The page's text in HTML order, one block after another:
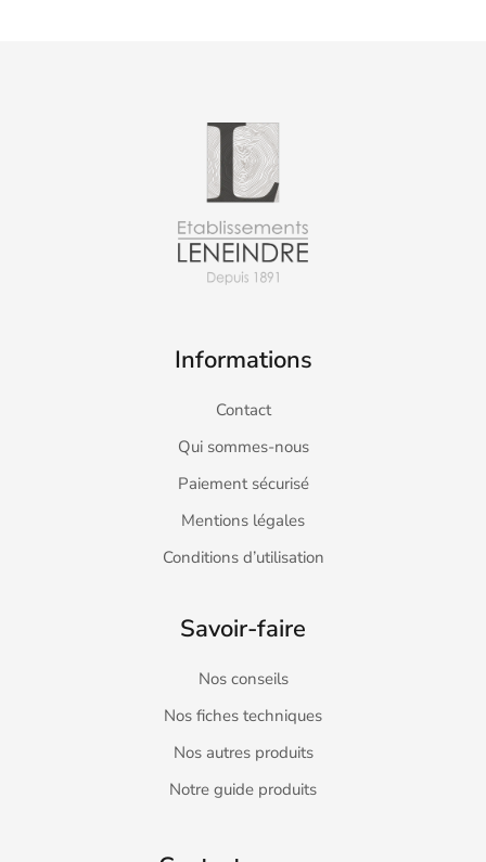
Informations
Contact
Qui sommes-nous
Paiement sécurisé
Mentions légales
Conditions d’utilisation
Savoir-faire
Nos conseils
Nos fiches techniques
Nos autres produits
Notre guide produits